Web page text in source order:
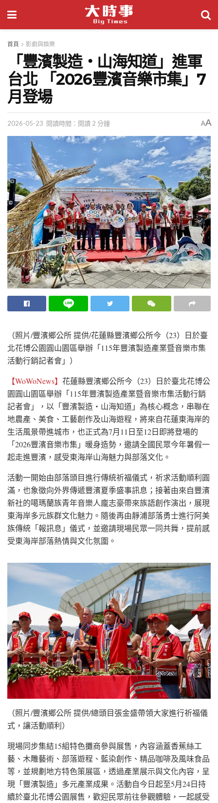
首頁 影劇與娛樂
「豐濱製造・山海知道」進軍
台北 「2026豐濱音樂市集」7
月登場
2026-05-23 閱讀時間：閱讀 2 分鐘 AA
（照片/豐濱鄉公所 提供/花蓮縣豐濱鄉公所今（23）日於臺
北花博公園圓山園區舉辦「115年豐濱製造產業暨音樂市集
活動行銷記者會」）
【WoWoNews】 花蓮縣豐濱鄉公所今（23）日於臺北花博公
園圓山園區舉辦「115年豐濱製造產業暨音樂市集活動行銷
記者會」，以「豐濱製造・山海知道」為核心概念，串聯在
地農產、美食、工藝創作及山海遊程，將來自花蓮東海岸的
生活風景帶進城市，也正式為7月11日至12日即將登場的
「2026豐濱音樂市集」暖身造勢，邀請全國民眾今年暑假一
起走進豐濱，感受東海岸山海魅力與部落文化。
活動一開始由部落頭目進行傳統祈福儀式，祈求活動順利圓
滿，也象徵向外界傳遞豐濱夏季盛事訊息；接著由來自豐濱
新社的噶瑪蘭族青年音樂人龐志豪帶來族語創作演出，展現
東海岸多元族群文化魅力。隨後再由靜浦部落勇士進行阿美
族傳統「報訊息」儀式，並邀請現場民眾一同共舞，提前感
受東海岸部落熱情與文化氛圍。
（照片/豐濱鄉公所 提供/總頭目張金盛帶領大家進行祈福儀
式，讓活動順利）
現場同步集結15組特色攤商參與展售，內容涵蓋香蕉絲工
藝、木雕藝術、部落遊程、藍染創作、精品咖啡及風味食品
等，並規劃地方特色策展區，透過產業展示與文化內容，呈
現「豐濱製造」多元產業成果。活動自今日起至5月24日持
續於臺北花博公園展售，歡迎民眾前往參觀體驗，一起感受